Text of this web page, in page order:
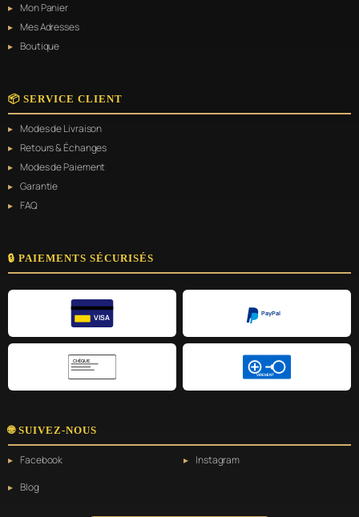
Mon Panier
Mes Adresses
Boutique
📦 SERVICE CLIENT
Modes de Livraison
Retours & Échanges
Modes de Paiement
Garantie
FAQ
🔒 PAIEMENTS SÉCURISÉS
VISA
PayPal
CHÈQUE
VIREMENT
🌐 SUIVEZ-NOUS
Facebook
Instagram
Blog